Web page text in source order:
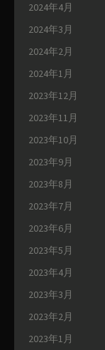
2024年4月
2024年3月
2024年2月
2024年1月
2023年12月
2023年11月
2023年10月
2023年9月
2023年8月
2023年7月
2023年6月
2023年5月
2023年4月
2023年3月
2023年2月
2023年1月